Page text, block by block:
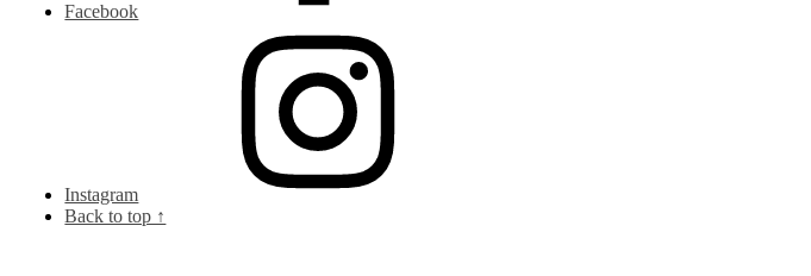
Facebook
Instagram
Back to top ↑